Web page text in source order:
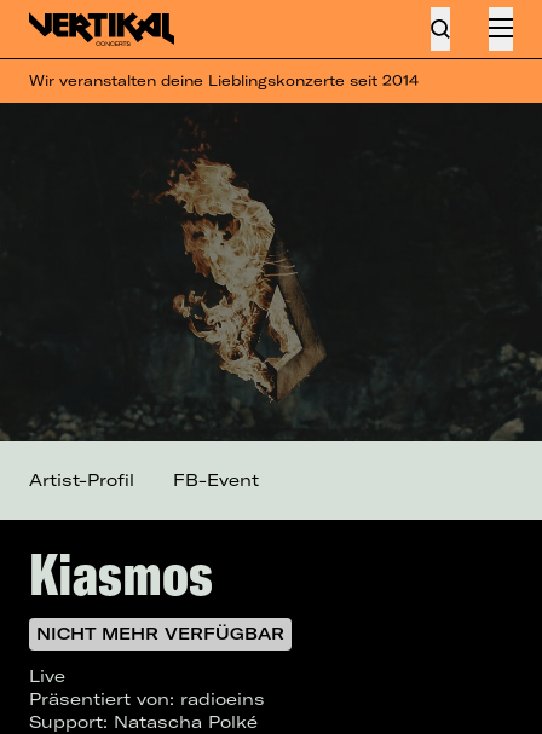
Wir veranstalten deine Lieblingskonzerte seit 2014
Kiasmos
NICHT MEHR VERFÜGBAR
Live
Präsentiert von: radioeins
Support: Natascha Polké
Artist-Profil FB-Event